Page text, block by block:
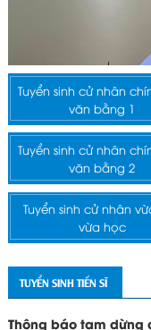
Tuyển sinh cử nhân
văn bằng 1
Tuyển sinh cử nhân
văn bằng 2
Tuyển sinh cử nhân
vừa học
TUYỂN SINH TIẾN SĨ
Thông báo tạm dừng